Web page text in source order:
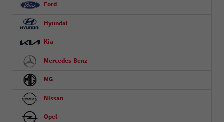
Ford
Hyundai
Kia
Mercedes-Benz
MG
Nissan
Opel